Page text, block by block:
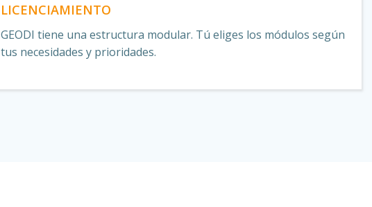
LICENCIAMIENTO
GEODI tiene una estructura modular. Tú eliges los módulos según
tus necesidades y prioridades.